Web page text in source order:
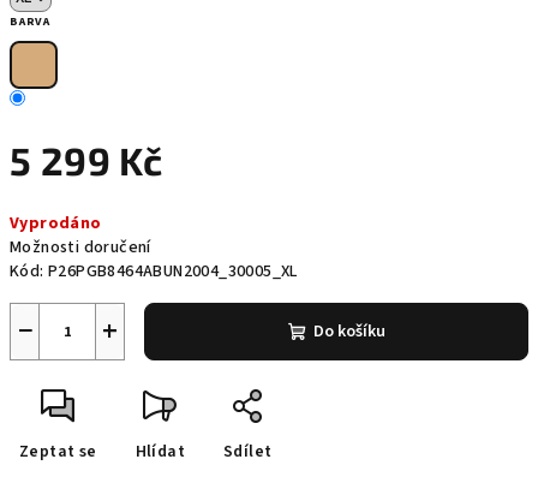
BARVA
5 299 Kč
cena:
Vyprodáno
Možnosti doručení
Kód: P26PGB8464ABUN2004_30005_XL
+
− Do košíku
Zeptat se Hlídat Sdílet